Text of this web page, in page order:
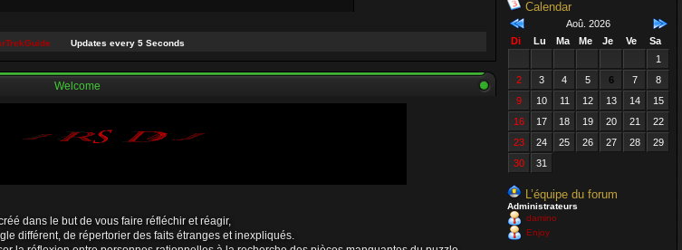
voir si ceux qui sont encore là vont bien...
nostalgique de mon côté. J'espère que tout le monde va bien et
Updates every5 Seconds
Welcome
dans le but de vous faire réfléchir et réagir,
différent, de répertorier des faits étranges et inexpliqués.
Calendar
Aoû. 2026
Di
Lu Ma Me Je Ve
Sa
1
2
3 4 5 6 7
8
9
10 11 12 13 14
15
16
17 18 19 20 21
22
23
24 25 26 27 28
29
30
31
L’équipe du forum
Administrateurs
damino
Enjoy